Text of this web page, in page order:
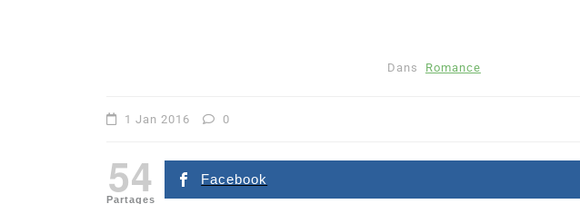
Dans Romance
1 Jan 2016 0
54
Partages
Facebook